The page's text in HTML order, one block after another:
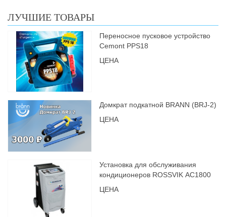
ЛУЧШИЕ ТОВАРЫ
Переносное пусковое устройство
Cemont PPS18
ЦЕНА
Домкрат подкатной BRANN (BRJ-2)
ЦЕНА
Установка для обслуживания
кондиционеров ROSSVIK АС1800
ЦЕНА